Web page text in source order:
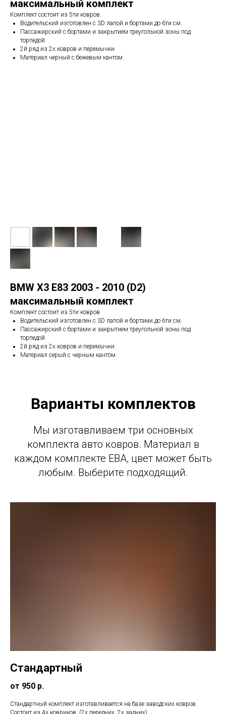
максимальный комплект
Комплект состоит из 5ти ковров.
Водительский изготовлен с 3D лапой и бортами до 6ти см.
Пассажирский с бортами и закрытием треугольной зоны под
торпедой.
2й ряд из 2х ковров и перемычки.
Материал черный с бежевым кантом.
BMW X3 E83 2003 - 2010 (D2)
максимальный комплект
Комплект состоит из 5ти ковров.
Водительский изготовлен с 3D лапой и бортами до 6ти см.
Пассажирский с бортами и закрытием треугольной зоны под
торпедой.
2й ряд из 2х ковров и перемычки.
Материал серый с черным кантом.
Варианты комплектов
Мы изготавливаем три основных
комплекта авто ковров. Материал в
каждом комплекте ЕВА, цвет может быть
любым. Выберите подходящий.
Стандартный
от 950 р.
Стандартный комплект изготавливается на базе заводских ковров.
Состоит из 4х ковриков. (2х передних, 2х задних)